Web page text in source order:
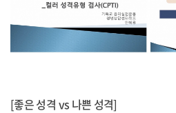
[좋은 성격 vs 나쁜 성격]